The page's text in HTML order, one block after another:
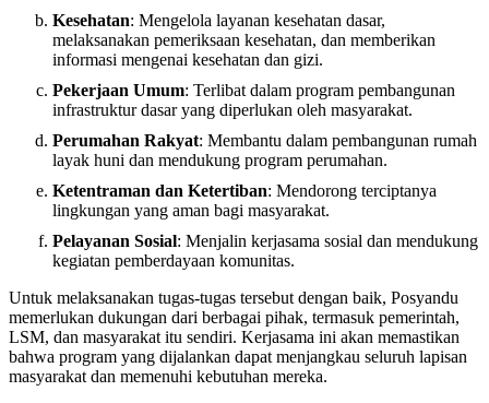
Kesehatan: Mengelola layanan kesehatan dasar,
melaksanakan pemeriksaan kesehatan, dan memberikan
informasi mengenai kesehatan dan gizi.
Pekerjaan Umum: Terlibat dalam program pembangunan
infrastruktur dasar yang diperlukan oleh masyarakat.
Perumahan Rakyat: Membantu dalam pembangunan rumah
layak huni dan mendukung program perumahan.
Ketentraman dan Ketertiban: Mendorong terciptanya
lingkungan yang aman bagi masyarakat.
Pelayanan Sosial: Menjalin kerjasama sosial dan mendukung
kegiatan pemberdayaan komunitas.
Untuk melaksanakan tugas-tugas tersebut dengan baik, Posyandu
memerlukan dukungan dari berbagai pihak, termasuk pemerintah,
LSM, dan masyarakat itu sendiri. Kerjasama ini akan memastikan
bahwa program yang dijalankan dapat menjangkau seluruh lapisan
masyarakat dan memenuhi kebutuhan mereka.